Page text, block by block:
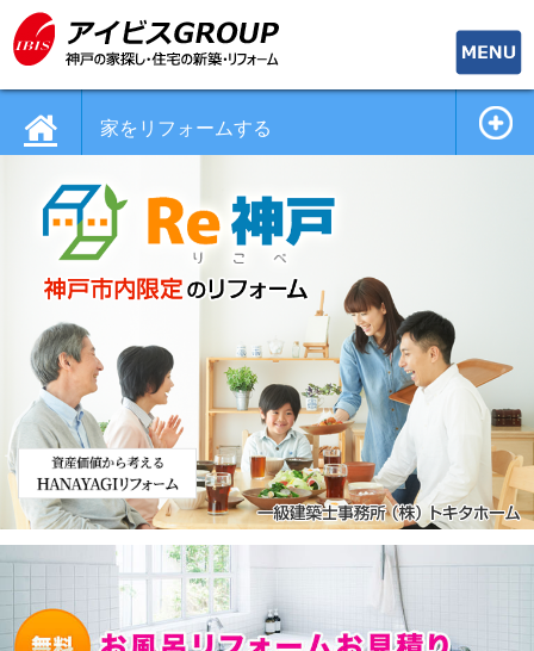
toggle
家をリフォームする